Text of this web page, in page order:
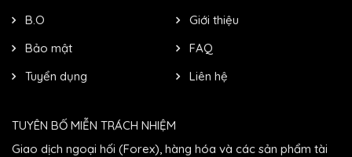
B.O
Giới thiệu
Bảo mật
FAQ
Tuyển dụng
Liên hệ
TUYÊN BỐ MIỄN TRÁCH NHIỆM
Giao dịch ngoại hối (Forex), hàng hóa và các sản phẩm tài